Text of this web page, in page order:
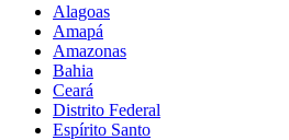
Alagoas
Amapá
Amazonas
Bahia
Ceará
Distrito Federal
Espírito Santo